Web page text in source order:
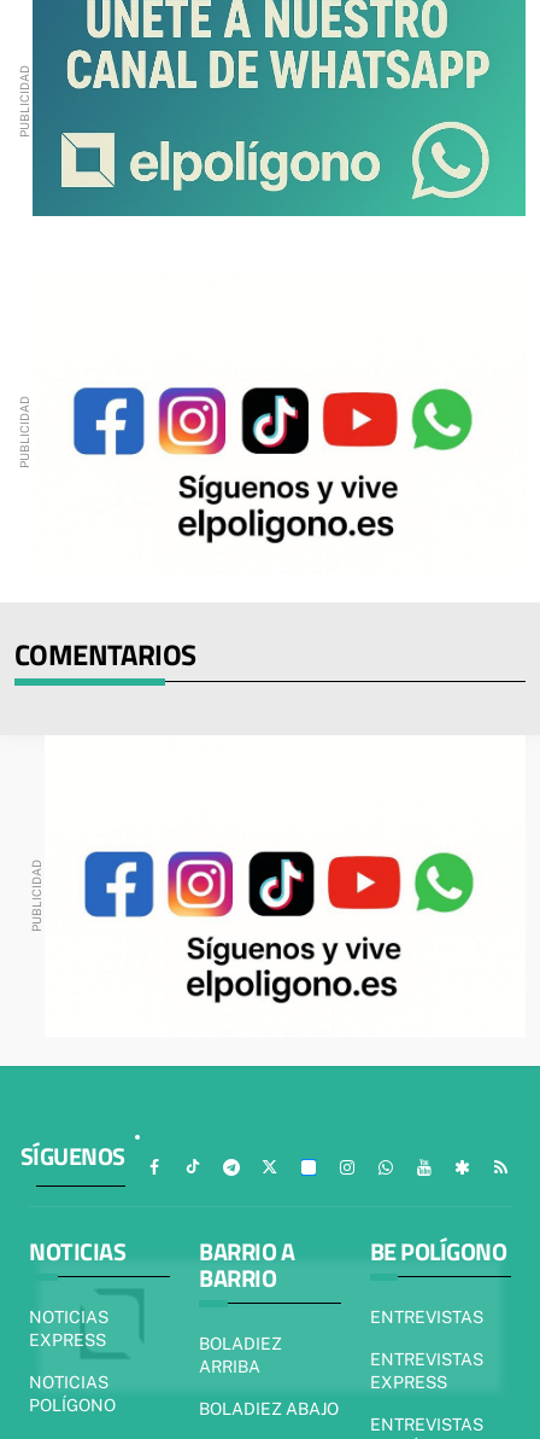
COMENTARIOS
SÍGUENOS
NOTICIAS
NOTICIAS
EXPRESS
NOTICIAS
POLÍGONO
BARRIO A
BARRIO
BOLADIEZ
ARRIBA
BOLADIEZ ABAJO
BE POLÍGONO
ENTREVISTAS
ENTREVISTAS
EXPRESS
ENTREVISTAS